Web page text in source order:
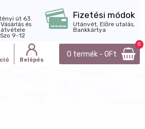
út 63.
és
átvétele
9-12
Fizetési módok
Utánvét, Előre utalás,
Bankkártya
Belépés
0 termék - 0Ft
0